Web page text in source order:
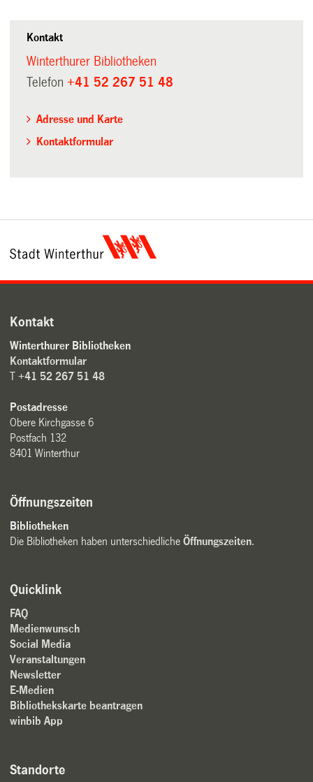
Kontakt
Winterthurer Bibliotheken
Telefon+41 52 267 51 48
Adresse und Karte
Kontaktformular
Kontakt
Winterthurer Bibliotheken
Kontaktformular
T+41 52 267 51 48
Postadresse
Obere Kirchgasse 6
Postfach 132
8401 Winterthur
Öffnungszeiten
Bibliotheken
Die Bibliotheken haben unterschiedlicheÖffnungszeiten.
Quicklink
FAQ
Medienwunsch
Social Media
Veranstaltungen
Newsletter
E-Medien
Bibliothekskarte beantragen
winbib App
Standorte